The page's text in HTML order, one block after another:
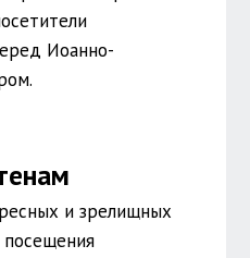
Иоанно-
и зрелищных